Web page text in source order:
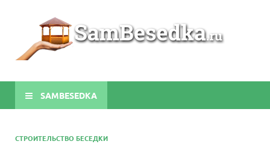
SAMBESEDKA
СТРОИТЕЛЬСТВО БЕСЕДКИ